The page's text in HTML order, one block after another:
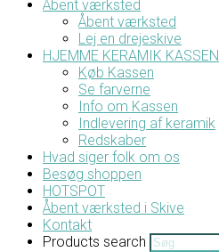
Åbent værksted
Åbent værksted
Lej en drejeskive
HJEMME KERAMIK KASSEN
Køb Kassen
Se farverne
Info om Kassen
Indlevering af keramik
Redskaber
Hvad siger folk om os
Besøg shoppen
HOTSPOT
Åbent værksted i Skive
Kontakt
Products search